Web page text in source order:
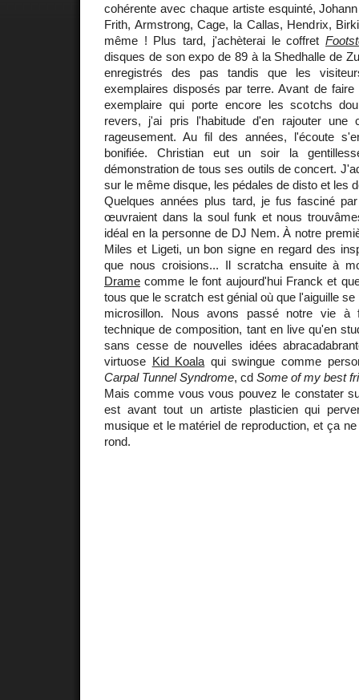
cohérente avec chaque artiste esquinté,
Frith, Armstrong, Cage, la Callas, Hendrix,
même ! Plus tard, j'achèterai le coffret
disques de son expo de 89 à la Shedhalle de
enregistrés des pas tandis que les
exemplaires disposés par terre. Avant de
exemplaire qui porte encore les scotchs
revers, j'ai pris l'habitude d'en rajouter une
rageusement. Au fil des années, l'écoute
bonifiée. Christian eut un soir la
démonstration de tous ses outils de concert.
sur le même disque, les pédales de disto et les
Quelques années plus tard, je fus fasciné
œuvraient dans la soul funk et nous
idéal en la personne de DJ Nem. À notre
Miles et Ligeti, un bon signe en regard des
que nous croisions... Il scratcha ensuite à
Drame comme le font aujourd'hui Franck et
tous que le scratch est génial où que l'aiguille
microsillon. Nous avons passé notre vie à
technique de composition, tant en live qu'en
sans cesse de nouvelles idées
virtuose Kid Koala qui swingue comme
Carpal Tunnel Syndrome, cd Some of my best
Mais comme vous vous pouvez le constater
est avant tout un artiste plasticien qui
musique et le matériel de reproduction, et ça
rond.